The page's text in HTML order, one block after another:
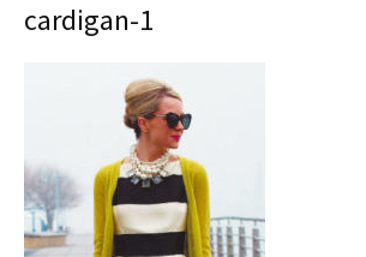
cardigan-1